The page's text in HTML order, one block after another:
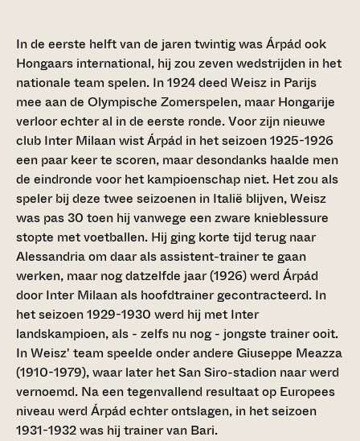
In de eerste helft van de jaren twintig was Árpád ook
Hongaars international, hij zou zeven wedstrijden in het
nationale team spelen. In 1924 deed Weisz in Parijs
mee aan de Olympische Zomerspelen, maar Hongarije
verloor echter al in de eerste ronde. Voor zijn nieuwe
club Inter Milaan wist Árpád in het seizoen 1925-1926
een paar keer te scoren, maar desondanks haalde men
de eindronde voor het kampioenschap niet. Het zou als
speler bij deze twee seizoenen in Italië blijven, Weisz
was pas 30 toen hij vanwege een zware knieblessure
stopte met voetballen. Hij ging korte tijd terug naar
Alessandria om daar als assistent-trainer te gaan
werken, maar nog datzelfde jaar (1926) werd Árpád
door Inter Milaan als hoofdtrainer gecontracteerd. In
het seizoen 1929-1930 werd hij met Inter
landskampioen, als - zelfs nu nog - jongste trainer ooit.
In Weisz' team speelde onder andere Giuseppe Meazza
(1910-1979), waar later het San Siro-stadion naar werd
vernoemd. Na een tegenvallend resultaat op Europees
niveau werd Árpád echter ontslagen, in het seizoen
1931-1932 was hij trainer van Bari.